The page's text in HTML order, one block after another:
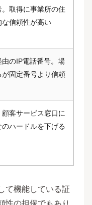
取得に事業所の住
信頼性が高い
のIP電話番号。場
固定番号より信頼
客サービス窓口に
ハードルを下げる
て機能している証
性の担保でもあり